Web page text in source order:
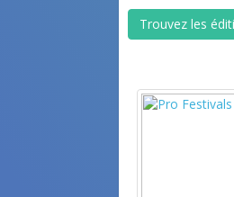
Trouvez les